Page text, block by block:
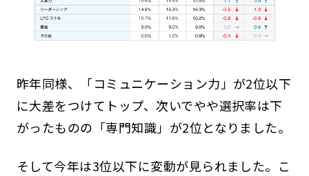
昨年同様、「コミュニケーション力」が2位以下
に大差をつけてトップ、次いでやや選択率は下
がったものの「専門知識」が2位となりました。
そして今年は3位以下に変動が見られました。こ